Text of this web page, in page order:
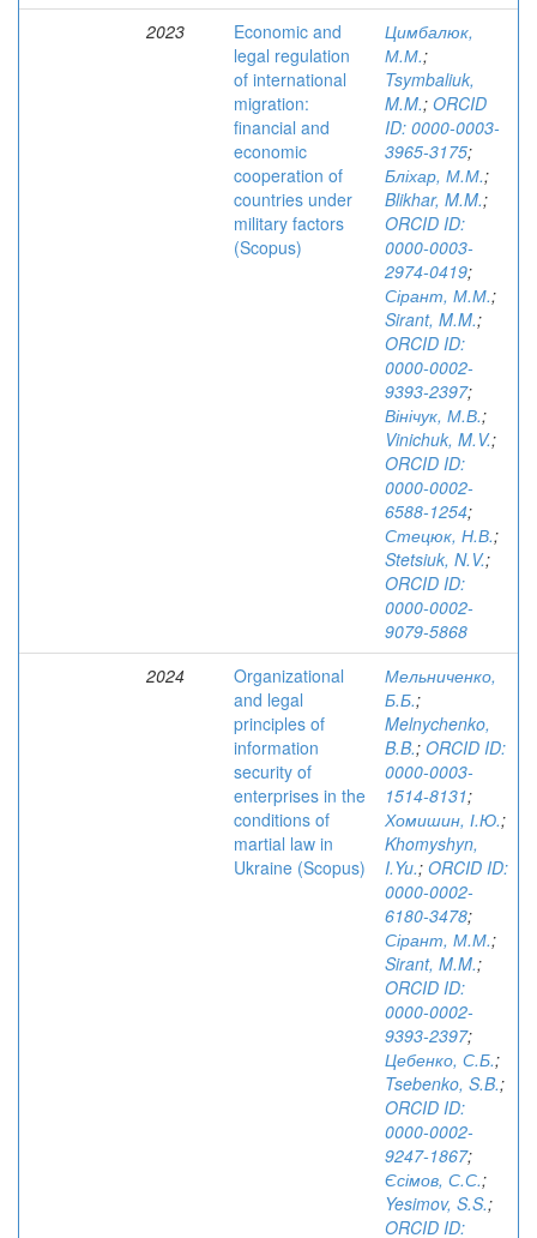
2023
Economic and
legal regulation
of international
migration:
financial and
economic
cooperation of
countries under
military factors
(Scopus)
Цимбалюк,
М.М.;
Tsymbaliuk,
M.M.; ORCID
ID: 0000-0003-
3965-3175;
Бліхар, М.М.;
Blikhar, M.M.;
ORCID ID:
0000-0003-
2974-0419;
Сірант, М.М.;
Sirant, M.M.;
ORCID ID:
0000-0002-
9393-2397;
Вінічук, М.В.;
Vinichuk, M.V.;
ORCID ID:
0000-0002-
6588-1254;
Стецюк, Н.В.;
Stetsiuk, N.V.;
ORCID ID:
0000-0002-
9079-5868
2024
Organizational
and legal
principles of
information
security of
enterprises in the
conditions of
martial law in
Ukraine (Scopus)
Мельниченко,
Б.Б.;
Melnychenko,
B.B.; ORCID ID:
0000-0003-
1514-8131;
Хомишин, І.Ю.;
Khomyshyn,
I.Yu.; ORCID ID:
0000-0002-
6180-3478;
Сірант, М.М.;
Sirant, M.M.;
ORCID ID:
0000-0002-
9393-2397;
Цебенко, С.Б.;
Tsebenko, S.B.;
ORCID ID:
0000-0002-
9247-1867;
Єсімов, С.С.;
Yesimov, S.S.;
ORCID ID: